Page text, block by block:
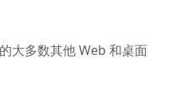
大多数其他 Web 和桌面